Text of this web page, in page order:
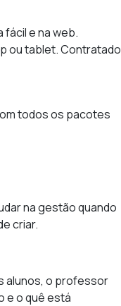
e na web.
ou tablet. Contratado
todos os pacotes
na gestão quando
criar.
alunos, o professor
e o quê está